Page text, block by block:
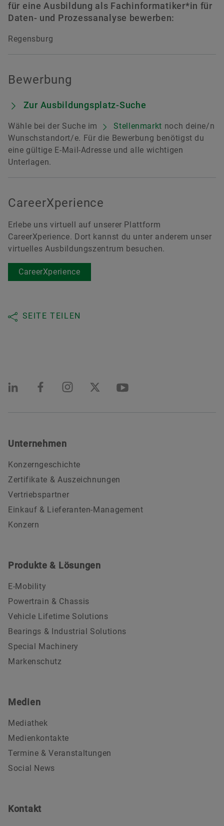
für eine Ausbildung als Fachinformatiker*in für
Daten- und Prozessanalyse bewerben:
Regensburg
Bewerbung
Zur Ausbildungsplatz-Suche
Wähle bei der Suche im Stellenmarkt noch deine/n
Wunschstandort/e. Für die Bewerbung benötigst du
eine gültige E-Mail-Adresse und alle wichtigen
Unterlagen.
CareerXperience
Erlebe uns virtuell auf unserer Plattform
CareerXperience. Dort kannst du unter anderem unser
virtuelles Ausbildungszentrum besuchen.
CareerXperience
SEITE TEILEN
Unternehmen
Konzerngeschichte
Zertifikate & Auszeichnungen
Vertriebspartner
Einkauf & Lieferanten-Management
Konzern
Produkte & Lösungen
E-Mobility
Powertrain & Chassis
Vehicle Lifetime Solutions
Bearings & Industrial Solutions
Special Machinery
Markenschutz
Medien
Mediathek
Medienkontakte
Termine & Veranstaltungen
Social News
Kontakt